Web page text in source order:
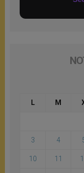
L M
3 4
10 11